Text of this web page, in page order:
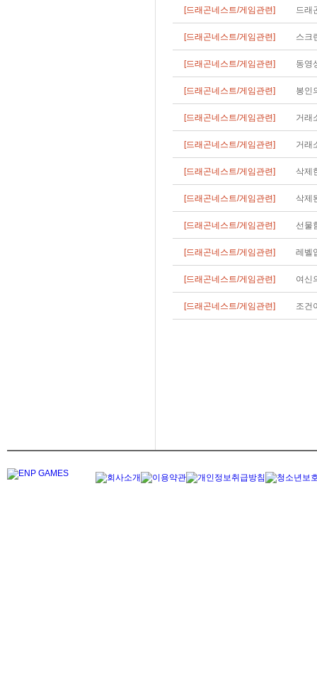
[드래곤네스트/게임관련] 드래
[드래곤네스트/게임관련] 스크
[드래곤네스트/게임관련] 동영
[드래곤네스트/게임관련] 봉인
[드래곤네스트/게임관련] 거래
[드래곤네스트/게임관련] 거래
[드래곤네스트/게임관련] 삭제
[드래곤네스트/게임관련] 삭제
[드래곤네스트/게임관련] 선물
[드래곤네스트/게임관련] 레벨
[드래곤네스트/게임관련] 여신
[드래곤네스트/게임관련] 조건